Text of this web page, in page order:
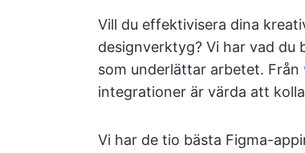
Vill du effektivisera dina
designverktyg? Vi har vad du
som underlättar arbetet. Från
integrationer är värda att
Vi har de tio bästa Figma-